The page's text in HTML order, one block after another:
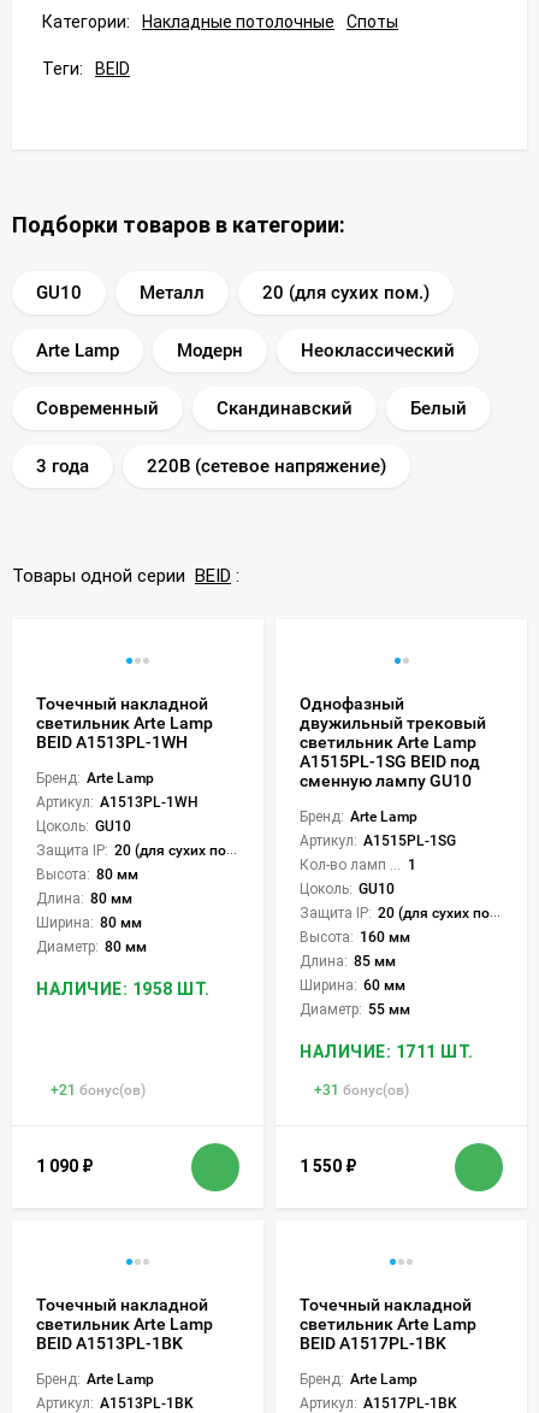
Категории: Накладные потолочные Споты
Теги: BEID
Подборки товаров в категории:
GU10 Металл 20 (для сухих пом.)
Arte Lamp Модерн Неоклассический
Современный Скандинавский Белый
3 года 220В (сетевое напряжение)
Товары одной серии BEID :
Точечный накладной
светильник Arte Lamp
BEID A1513PL-1WH
Бренд: Arte Lamp
Артикул: A1513PL-1WH
Цоколь: GU10
Защита IP: 20 (для сухих пом.)
Высота: 80 мм
Длина: 80 мм
Ширина: 80 мм
Диаметр: 80 мм
НАЛИЧИЕ: 1958 ШТ.
+21 бонус(ов)
1 090 ₽
Однофазный
двужильный трековый
светильник Arte Lamp
A1515PL-1SG BEID под
сменную лампу GU10
Бренд: Arte Lamp
Артикул: A1515PL-1SG
1
Цоколь: GU10
Защита IP: 20 (для сухих пом.)
Высота: 160 мм
Длина: 85 мм
Ширина: 60 мм
Диаметр: 55 мм
НАЛИЧИЕ: 1711 ШТ.
+31 бонус(ов)
1 550 ₽
Точечный накладной
светильник Arte Lamp
BEID A1513PL-1BK
Бренд: Arte Lamp
Артикул: A1513PL-1BK
Точечный накладной
светильник Arte Lamp
BEID A1517PL-1BK
Бренд: Arte Lamp
Артикул: A1517PL-1BK